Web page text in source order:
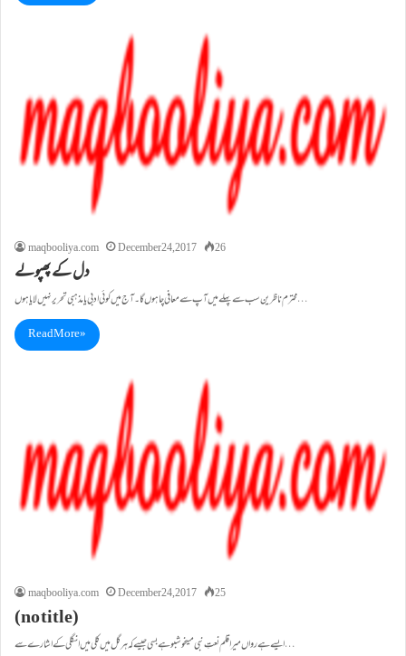
maqbooliya.com December 24, 2017 26
دل کے پھپولے
محترم ناظرین سب سے پہلے میں آپ سے معافی چاہوں گا۔ آج میں کوئی ادبی یامذہبی تحریر نہیں لایا ہوں…
Read More »
maqbooliya.com December 24, 2017 25
(no title)
ایسے ہے رواں میراقلم نعتِ نبی میںخوشبو ہے بسی جیسے کہ ہر گل میں کلی میں انگلی کے اشارے سے…